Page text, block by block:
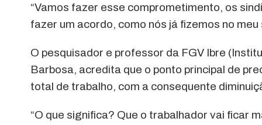
“Vamos fazer esse comprometimento, os
fazer um acordo, como nós já fizemos no
O pesquisador e professor da FGV Ibre
Barbosa, acredita que o ponto principal de
total de trabalho, com a consequente
“O que significa? Que o trabalhador vai ficar